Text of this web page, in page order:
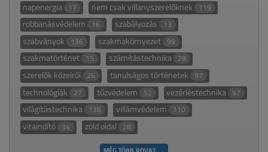
napenergia 17 nem csak villanyszerelőknek 119
robbanásvédelem 16 szabályozás 13
szabványok 136 szakmakörnyezet 99
szakmatörténet 15 számítástechnika 28
szerelők közelről 26 tanulságos történetek 97
technológiák 27 tűzvédelem 52 vezérléstechnika 97
világítástechnika 138 villámvédelem 110
vitaindító 34 zöld oldal 28